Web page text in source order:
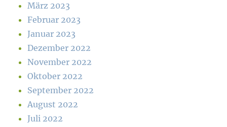
März 2023
Februar 2023
Januar 2023
Dezember 2022
November 2022
Oktober 2022
September 2022
August 2022
Juli 2022